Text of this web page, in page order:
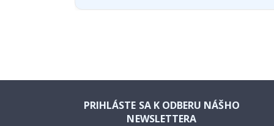
PRIHLÁSTE SA K ODBERU NÁŠHO
NEWSLETTERA